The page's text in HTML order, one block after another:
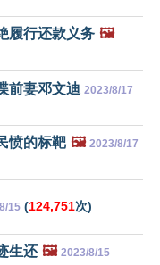
履行还款义务 🖼️
前妻邓文迪 2023/8/17
愤的标靶 🖼️ 2023/8/17
15 (124,751次)
生还 🖼️ 2023/8/15